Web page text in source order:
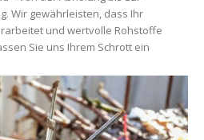
Wir gewährleisten, dass Ihr
und wertvolle Rohstoffe
Sie uns Ihrem Schrott ein